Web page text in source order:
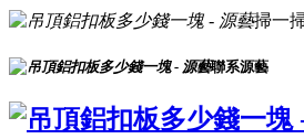
掃一
聯系源藝